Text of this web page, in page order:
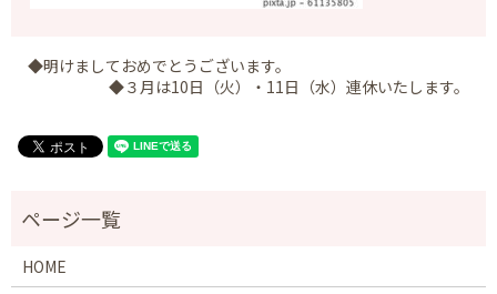
◆明けましておめでとうございます。
◆３月は10日（火）・11日（水）連休いたします。
HOME